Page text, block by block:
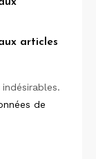
articles
de